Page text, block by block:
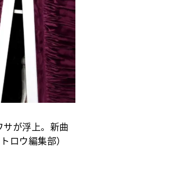
が浮上。新曲
ロウ編集部）